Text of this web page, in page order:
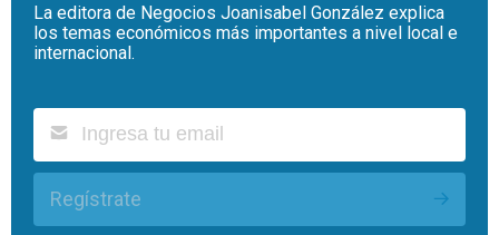
La editora de Negocios Joanisabel González explica
los temas económicos más importantes a nivel local e
internacional.
Regístrate